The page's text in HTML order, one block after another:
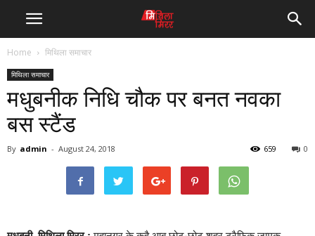
Home मिथिला समाचार
मिथिला समाचार
मधुबनीक निधि चौक पर बनत नवका
बस स्टैंड
By admin - August 24, 2018 0
659